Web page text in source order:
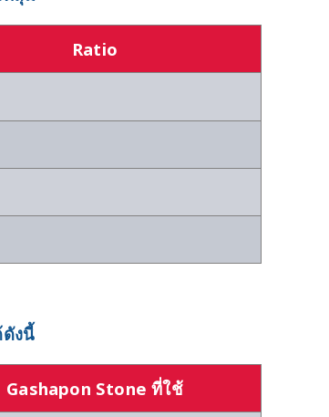
Ratio
งนี้
Gashapon Stone ที่ใช้